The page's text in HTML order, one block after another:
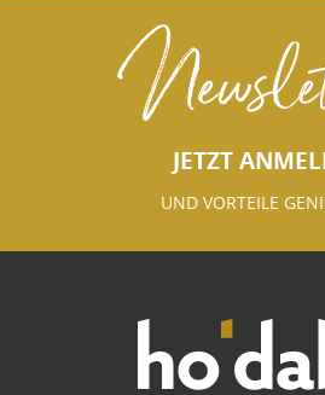
JETZT
UND VORTEILE